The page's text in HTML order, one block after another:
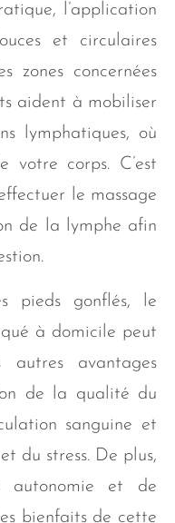
l’application
et circulaires
zones concernées
aident à mobiliser
lymphatiques, où
votre corps. C’est
le massage
de la lymphe afin
pieds gonflés, le
à domicile peut
autres avantages
de la qualité du
sanguine et
du stress. De plus,
et de
bienfaits de cette